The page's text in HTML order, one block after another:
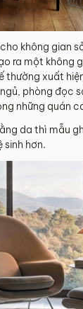
không gian
ra một không
thường xuất
phòng đọc
những quán
da thì mẫu
sinh hơn.